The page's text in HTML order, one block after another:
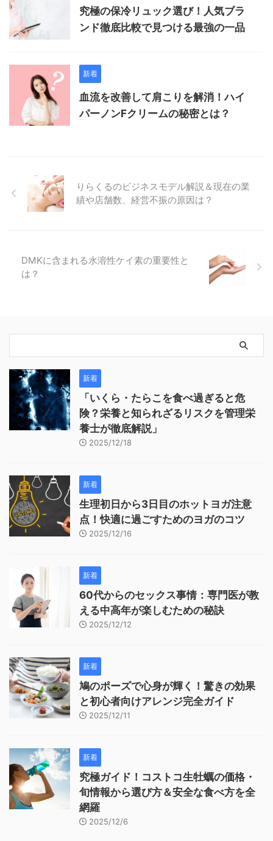
究極の保冷リュック選び！人気ブラ
ンド徹底比較で見つける最強の一品
新着
血流を改善して肩こりを解消！ハイ
パーノンFクリームの秘密とは？
りらくるのビジネスモデル解説＆現在の業
績や店舗数、経営不振の原因は？
DMKに含まれる水溶性ケイ素の重要性と
は？
新着
「いくら・たらこを食べ過ぎると危
険？栄養と知られざるリスクを管理栄
養士が徹底解説」
2025/12/18
新着
生理初日から3日目のホットヨガ注意
点！快適に過ごすためのヨガのコツ
2025/12/16
新着
60代からのセックス事情：専門医が教
える中高年が楽しむための秘訣
2025/12/12
新着
鳩のポーズで心身が輝く！驚きの効果
と初心者向けアレンジ完全ガイド
2025/12/11
新着
究極ガイド！コストコ生牡蠣の価格・
旬情報から選び方＆安全な食べ方を全
網羅
2025/12/6